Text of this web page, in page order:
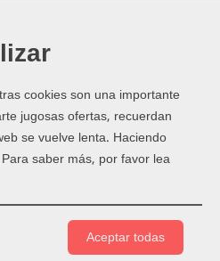
diferencia. Ayudan a trabajar
cookies son una importante
jugosas ofertas, recuerdan
se vuelve lenta. Haciendo
Para saber más, por favor lea
Aceptar todas